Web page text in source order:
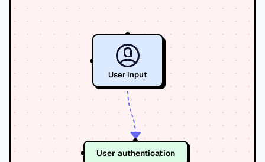
User input
User authentication